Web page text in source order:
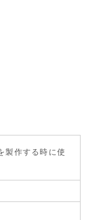
製作する時に使